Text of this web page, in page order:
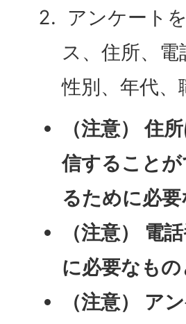
アンケート
ス、住所、
性別、年代
（注意） 住
信すること
るために必
（注意） 電
に必要なもの
（注意） ア